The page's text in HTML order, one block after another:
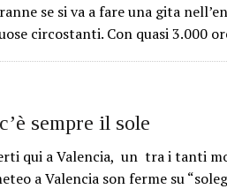
VIVERE A VALENCIA
PER IL TUO TIROCINIO ALL’ESTERO
E FRANCIA. NICOLETTA E IL SOGNO DI
2017
se si va a fare una gita
circostanti. Con quasi 3.000
sempre il sole
qui a Valencia, un tra i tanti
a Valencia son ferme su